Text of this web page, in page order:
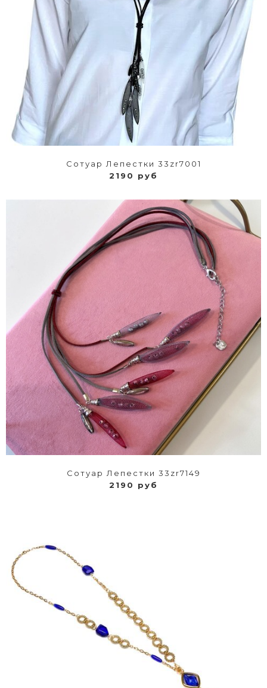
Сотуар Лепестки 33zr7001
2190 руб
Сотуар Лепестки 33zr7149
2190 руб